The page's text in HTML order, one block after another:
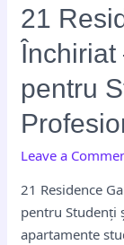
21
pentru
Leave a
21 Residence
pentru Studenți
apartamente
21
Residence
Garsoniera
Închiriat
–
pentru
Studenți
și